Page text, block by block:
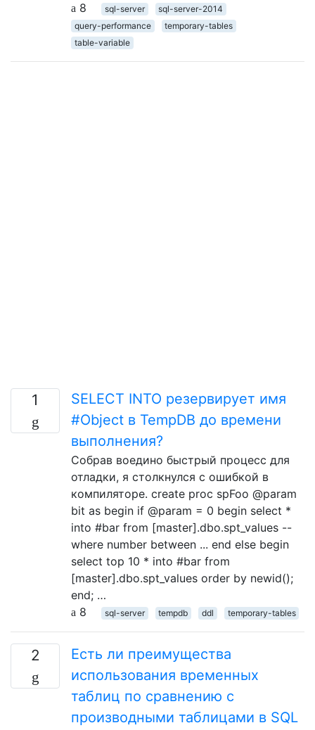
8
sql-server
sql-server-2014
query-performance
temporary-tables
table-variable
1
SELECT INTO резервирует имя
#Object в TempDB до времени
выполнения?
Собрав воедино быстрый процесс для
отладки, я столкнулся с ошибкой в ​​
компиляторе. create proc spFoo @param
bit as begin if @param = 0 begin select *
into #bar from [master].dbo.spt_values --
where number between ... end else begin
select top 10 * into #bar from
[master].dbo.spt_values order by newid();
end; …
8
sql-server tempdb ddl temporary-tables
2
Есть ли преимущества
использования временных
таблиц по сравнению с
производными таблицами в SQL